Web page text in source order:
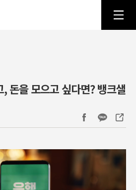
돈을 모으고 싶다면? 뱅크샐